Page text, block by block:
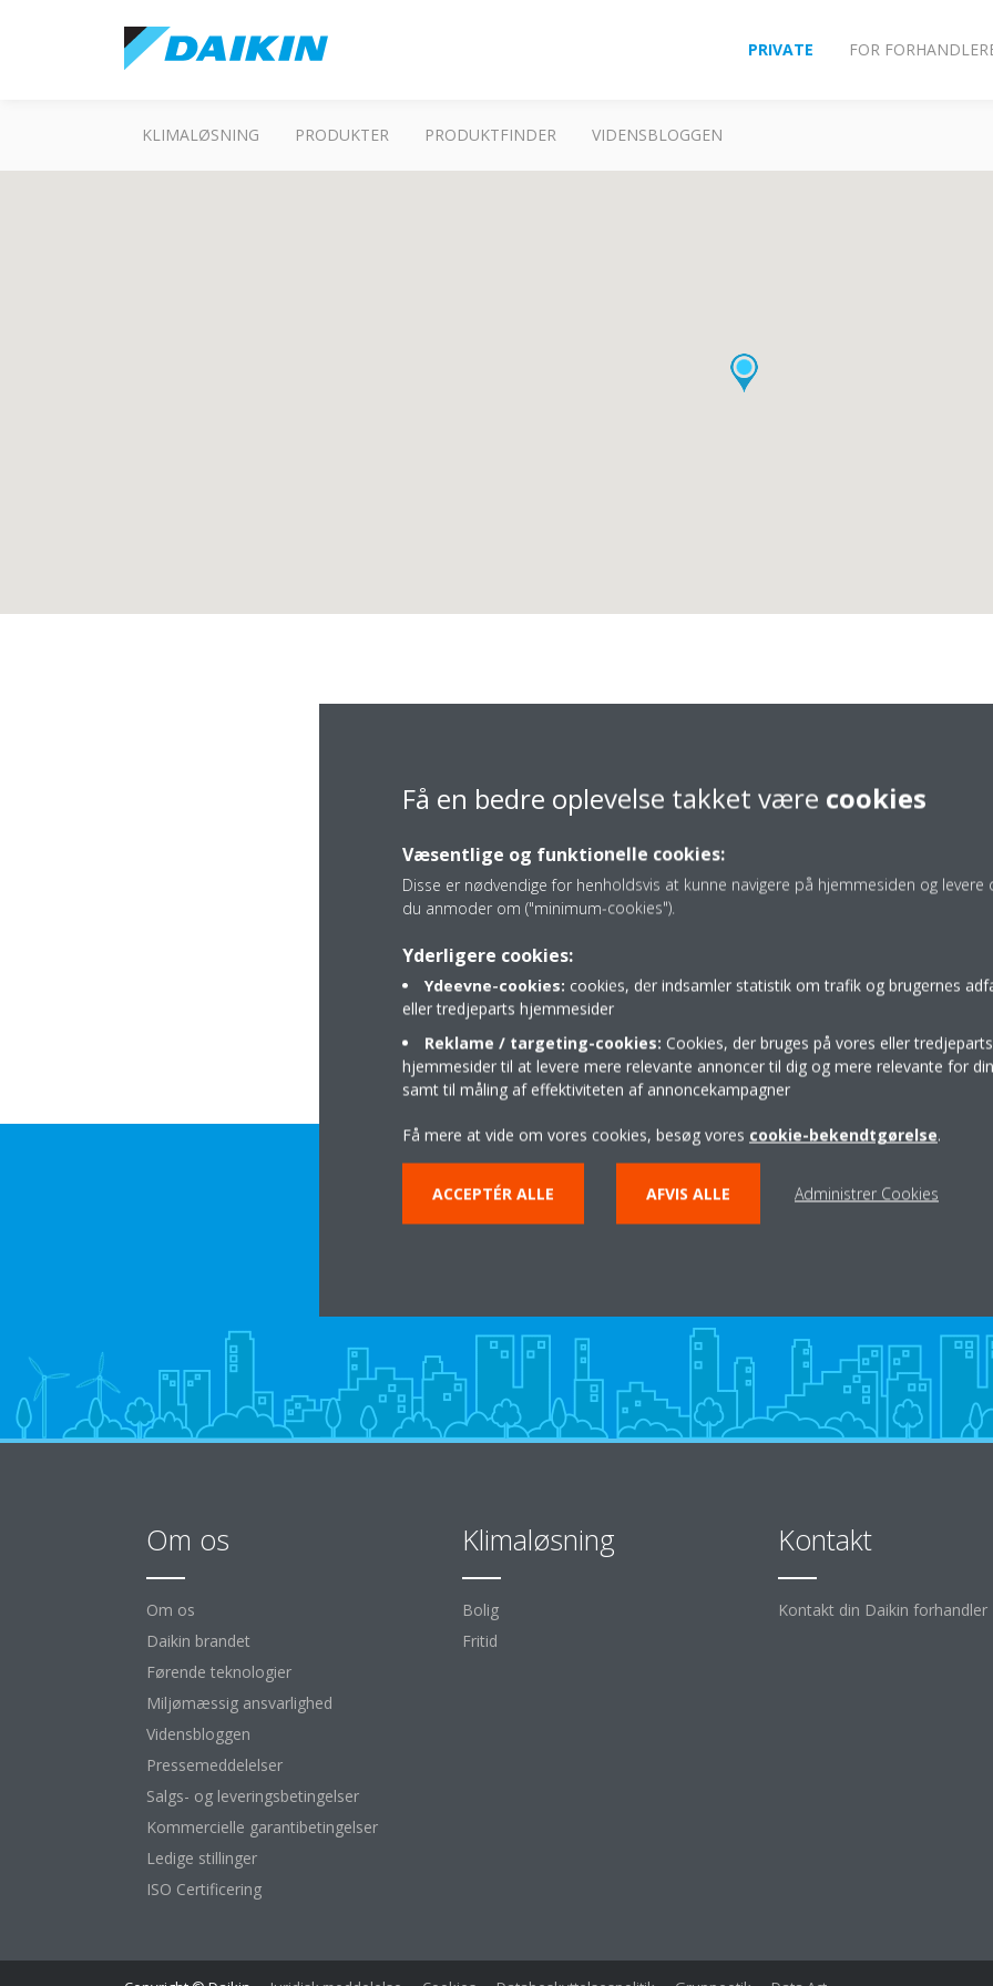
PRIVATE FOR
KLIMALØSNING PRODUKTER PRODUKTFINDER VIDENSBLOGGEN
Heatnow.Dk
8700 Horsens
http://www.heatnow.dk
Hjælp til private
Om os
Om os
Daikin brandet
Førende teknologier
Miljømæssig ansvarlighed
Vidensbloggen
Pressemeddelelser
Salgs- og leveringsbetingelser
Kommercielle garantibetingelser
Ledige stillinger
ISO Certificering
Klimaløsning
Bolig
Fritid
Kontakt
Kontakt din Daikin forhandler
Få en bedre oplevelse takket være cookies
Væsentlige og funktionelle cookies:
Disse er nødvendige for henholdsvis at kunne navigere på hjemmesiden og levere
du anmoder om ("minimum-cookies").
Yderligere cookies:
Ydeevne-cookies: cookies, der indsamler statistik om trafik og brugernes
eller tredjeparts hjemmesider
Reklame / targeting-cookies: Cookies, der bruges på vores eller tredjeparts
hjemmesider til at levere mere relevante annoncer til dig og mere relevante for
samt til måling af effektiviteten af annoncekampagner
Få mere at vide om vores cookies, besøg vores cookie-bekendtgørelse.
ACCEPTÉR ALLE AFVIS ALLE Administrer Cookies